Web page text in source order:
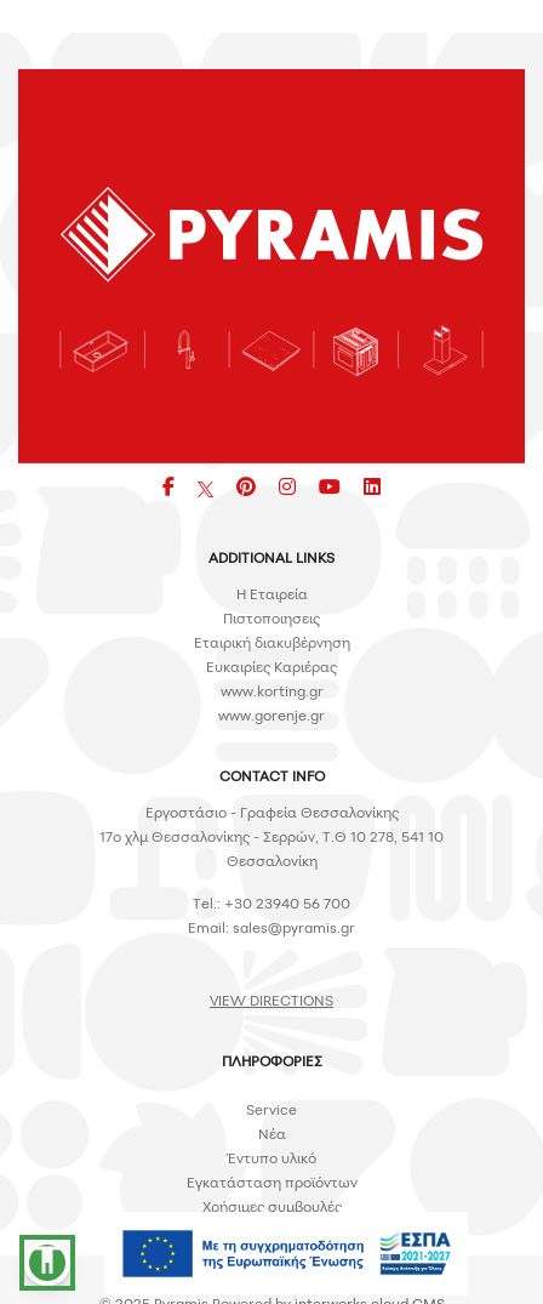
accessibility
Facebookpinterest
iconiconicon
ADDITIONAL LINKS
H Εταιρεία
Πιστοποιησεις
Εταιρική διακυβέρνηση
Ευκαιρίες Καριέρας
www.korting.gr
www.gorenje.gr
CONTACT INFO
Εργοστάσιο - Γραφεία Θεσσαλονίκης
17ο χλμ Θεσσαλονίκης - Σερρών, Τ.Θ 10 278, 541 10
Θεσσαλονίκη
Tel.: +30 23940 56 700
Email: sales@pyramis.gr
VIEW DIRECTIONS
ΠΛΗΡΟΦΟΡΙΕΣ
Service
Νέα
Έντυπο υλικό
Εγκατάσταση προϊόντων
Χρήσιμες συμβουλές